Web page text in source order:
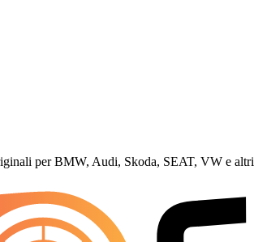
per BMW, Audi, Skoda, SEAT, VW e altri